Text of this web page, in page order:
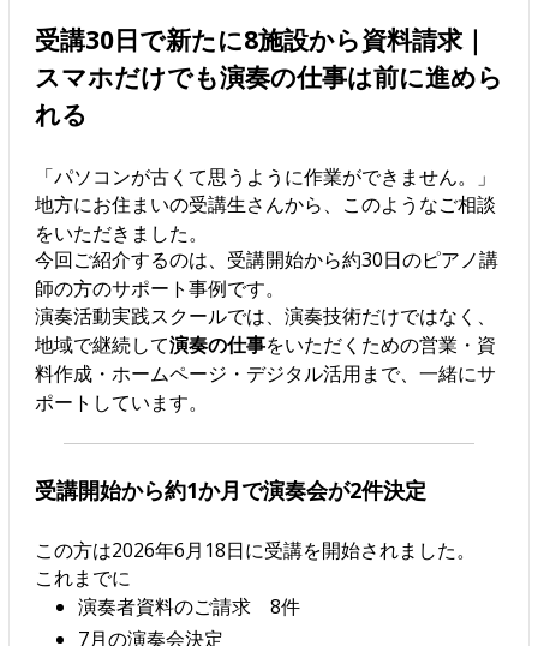
受講30日で新たに8施設から資料請求｜
スマホだけでも演奏の仕事は前に進めら
れる
「パソコンが古くて思うように作業ができません。」
地方にお住まいの受講生さんから、このようなご相談
をいただきました。
今回ご紹介するのは、受講開始から約30日のピアノ講
師の方のサポート事例です。
演奏活動実践スクールでは、演奏技術だけではなく、
地域で継続して演奏の仕事をいただくための営業・資
料作成・ホームページ・デジタル活用まで、一緒にサ
ポートしています。
受講開始から約1か月で演奏会が2件決定
この方は2026年6月18日に受講を開始されました。
これまでに
演奏者資料のご請求 8件
7月の演奏会決定